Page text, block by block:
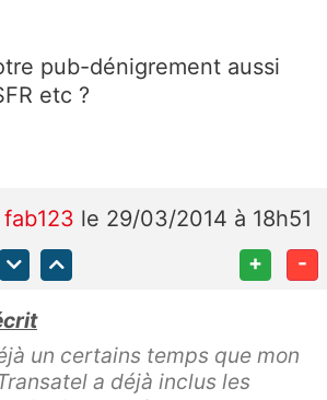
pub-dénigrement aussi
etc ?
fab123 le 29/03/2014 à 18h51
+ -
un certains temps que mon
a déjà inclus les